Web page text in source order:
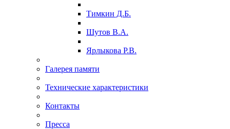
Тимкин Д.Б.
Шутов В.А.
Ярлыкова Р.В.
Галерея памяти
Технические характеристики
Контакты
Пресса